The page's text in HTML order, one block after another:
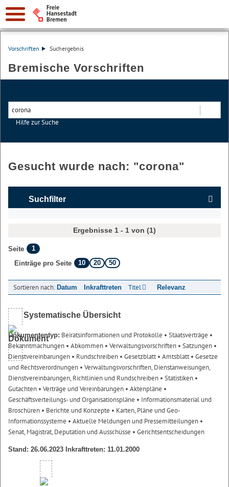
Vorschriften Suchergebnis
Bremische Vorschriften
Hilfe zur Suche
Gesucht wurde nach: "corona"
Suchfilter
Ergebnisse 1 - 1 von (1)
Seite
1
Einträge pro Seite
10 20 50
Sortieren nach: Datum Inkrafttreten Titel Relevanz
Systematische Übersicht
Dokumententyp: Beiratsinformationen und Protokolle • Staatsverträge •
Bekanntmachungen • Abkommen • Verwaltungsvorschriften • Satzungen •
Dienstvereinbarungen • Rundschreiben • Gesetzblatt• Amtsblatt• Gesetze
und Rechtsverordnungen • Verwaltungsvorschriften, Dienstanweisungen,
Dienstvereinbarungen, Richtlinien und Rundschreiben • Statistiken •
Gutachten • Verträge und Vereinbarungen • Aktenpläne •
Geschäftsverteilungs- und Organisationspläne • Informationsmaterial und
Broschüren • Berichte und Konzepte • Karten, Pläne und Geo-
Informationssysteme • Aktuelle Meldungen und Pressemitteilungen •
Senat, Magistrat, Deputation und Ausschüsse • Gerichtsentscheidungen
Stand: 26.06.2023 Inkrafttreten: 11.01.2000